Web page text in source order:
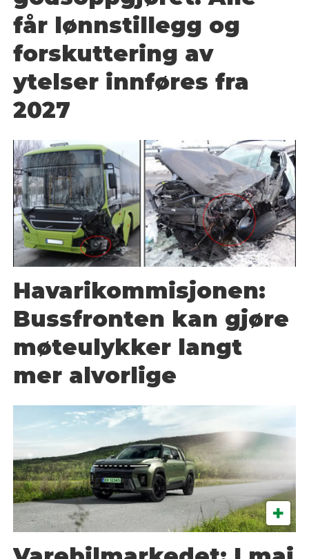
får lønnstillegg og
forskuttering av
ytelser innføres fra
2027
Havarikommisjonen:
Bussfronten kan gjøre
møteulykker langt
mer alvorlige